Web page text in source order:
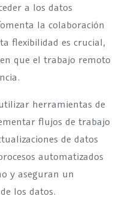
a los datos
la colaboración
flexibilidad es crucial,
que el trabajo remoto
herramientas de
flujos de trabajo
de datos
automatizados
y aseguran un
los datos.